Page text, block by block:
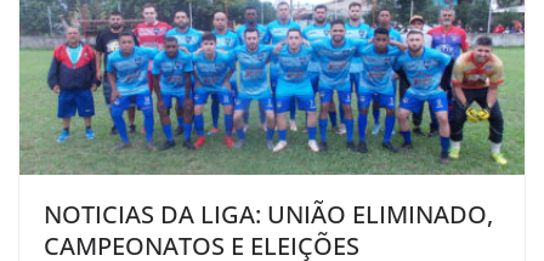
NOTICIAS DA LIGA: UNIÃO ELIMINADO,
CAMPEONATOS E ELEIÇÕES